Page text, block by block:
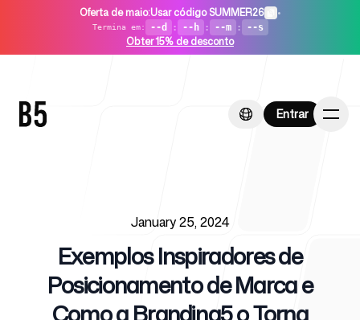
Oferta de maio:Usar código SUMMER26 •
Termina em: --d : --h : --m : --s
Obter 15% de desconto
Entrar
Entrar
January 25, 2024
Exemplos Inspiradores de
Posicionamento de Marca e
Como a Branding5 o Torna